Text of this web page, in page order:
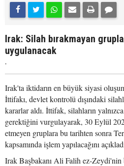
Irak: Silah bırakmayan
uygulanacak
.
Irak'ta iktidarın en büyük siyasi
İttifakı, devlet kontrolü dışındaki
kararlar aldı. İttifak, silahların
gerektiğini vurgulayarak, 30 Eylül
etmeyen gruplara bu tarihten sonra
kapsamında işlem yapılacağını
Irak Başbakanı Ali Falih ez-Zeydi'nin